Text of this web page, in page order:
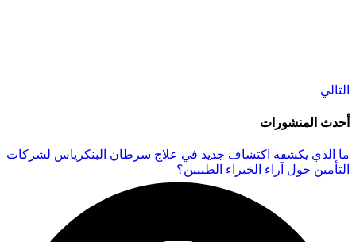
التالي
أحدث المنشورات
ما الذي يكشفه اكتشاف جديد في علاج سرطان البنكرياس لشركات
التأمين حول آراء الخبراء الطبيين؟